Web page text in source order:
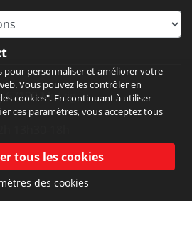
67190 Mutzig
13h30-18h
pour personnaliser et améliorer votre
Vous pouvez les contrôler en
cookies". En continuant à utiliser
ces paramètres, vous acceptez tous
des cookies